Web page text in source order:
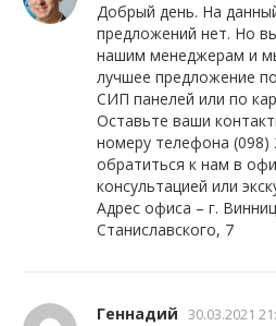
Добрый день. На
предложений нет. Но
нашим менеджерам и
лучшее предложение
СИП панелей или по
Оставьте ваши
номеру телефона
обратиться к нам в
консультацией или
Адрес офиса – г.
Станиславского, 7
Геннадий 30.03.2021